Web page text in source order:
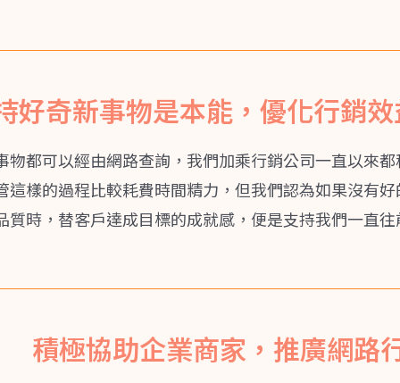
好奇新事物是本能，優化行銷
都可以經由網路查詢，我們加乘行銷公司一直以來
樣的過程比較耗費時間精力，但我們認為如果沒有
時，替客戶達成目標的成就感，便是支持我們一直往
積極協助企業商家，推廣網路